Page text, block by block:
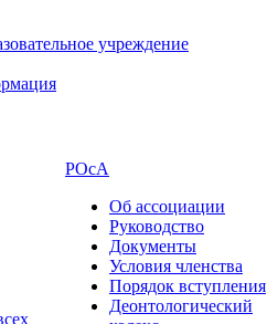
учреждение
РОсА
Об ассоциации
Руководство
Документы
Условия членства
Порядок вступления
Деонтологический